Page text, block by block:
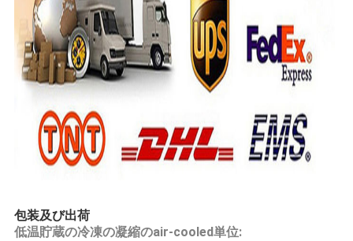
包装及び出荷
低温貯蔵の冷凍の凝縮のair-cooled単位: